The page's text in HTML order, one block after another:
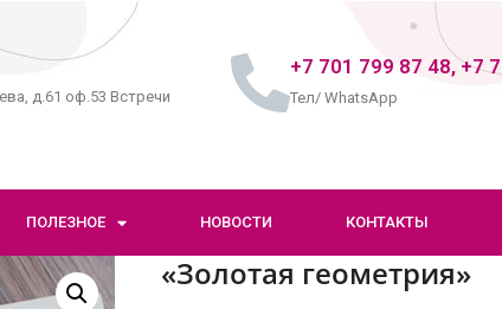
д.61 оф.53 Встречи
+7 701 799 87 48, +7
Тел/ WhatsApp
ПОЛЕЗНОЕ НОВОСТИ КОНТАКТЫ
«Золотая геометрия»